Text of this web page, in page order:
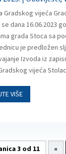
Gradskog vijeća
dana 16.06.2023
grada Stoca sa
je predložen
Izvoda iz
vijeća
VIŠE
3 od 11 «